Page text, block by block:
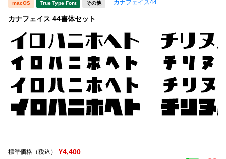
macOS True Type Font その他 カナフェイス44
カナフェイス 44書体セット
標準価格（税込） ¥4,400